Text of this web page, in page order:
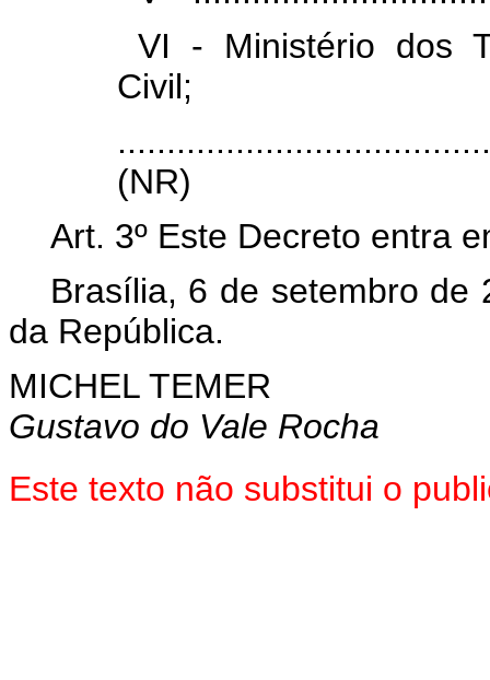
VI - Ministério dos
Civil;
(NR)
Art. 3º Este Decreto entra
Brasília, 6 de setembro de
da República.
MICHEL TEMER
Gustavo do Vale Rocha
Este texto não substitui o